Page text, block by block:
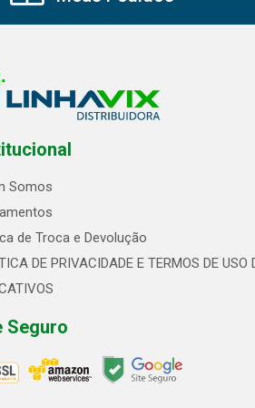
Somos
de Troca e Devolução
DE PRIVACIDADE E TERMOS DE USO
Seguro